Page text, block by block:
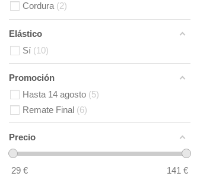
Cordura 2
Elástico
Sí
10
Promoción
Hasta 14 agosto 5
Remate Final 6
Precio
29 € 141 €